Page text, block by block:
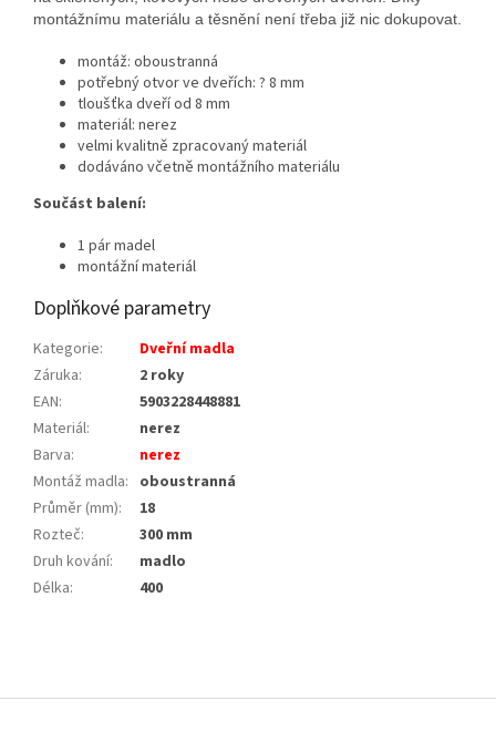
montážnímu materiálu a těsnění není třeba již nic dokupovat.
montáž: oboustranná
potřebný otvor ve dveřích: ? 8 mm
tloušťka dveří od 8 mm
materiál: nerez
velmi kvalitně zpracovaný materiál
dodáváno včetně montážního materiálu
Součást balení:
1 pár madel
montážní materiál
Doplňkové parametry
Kategorie:
Dveřní madla
Záruka:
2 roky
EAN:
5903228448881
Materiál:
nerez
Barva:
nerez
Montáž madla: oboustranná
Průměr (mm):
18
Rozteč:
300 mm
Druh kování:
madlo
Délka: 400
á